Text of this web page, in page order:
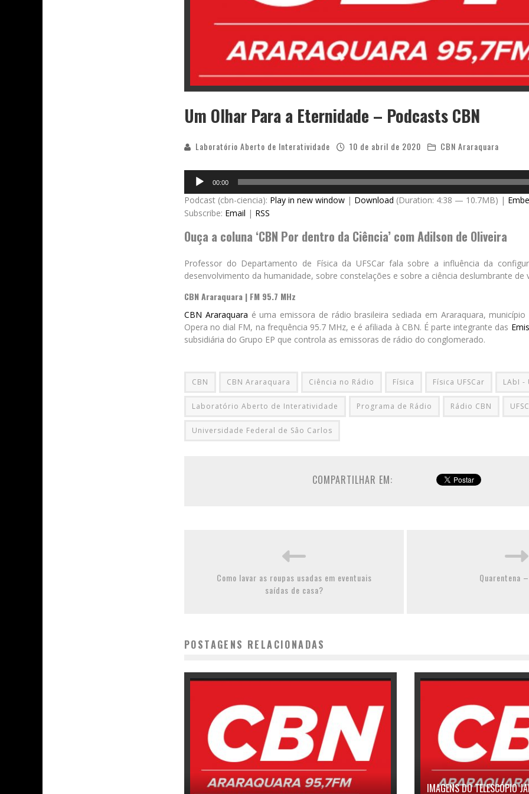
Um Olhar Para a Eternidade – Podcasts CBN
Laboratório Aberto de Interatividade 10 de abril de 2020 CBN Araraquara
Audio
Player
00:00
Podcast (cbn-ciencia): Play in new window | Download (Duration: 4:38 — 10.7MB) |
Subscribe: Email | RSS
Ouça a coluna ‘CBN Por dentro da Ciência’ com Adilson de Oliveira
Professor do Departamento de Física da UFSCar fala sobre a influência da
desenvolvimento da humanidade, sobre constelações e sobre a ciência deslumbrante de
CBN Araraquara | FM 95.7 MHz
CBN Araraquara é uma emissora de rádio brasileira sediada em Araraquara,
Opera no dial FM, na frequência 95.7 MHz, e é afiliada à CBN. É parte integrante das
subsidiária do Grupo EP que controla as emissoras de rádio do conglomerado.
CBN CBN Araraquara Ciência no Rádio Física Física UFSCar LAbI -
Laboratório Aberto de Interatividade Programa de Rádio Rádio CBN
Universidade Federal de Sâo Carlos
COMPARTILHAR EM:
Como lavar as roupas usadas em eventuais
saídas de casa?
Quarentena
POSTAGENS RELACIONADAS
IMAGENS DO TELESCÓPIO